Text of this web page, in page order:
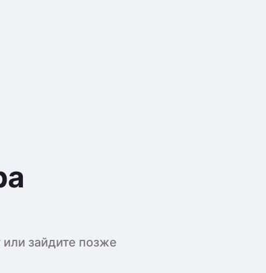
или зайдите позже